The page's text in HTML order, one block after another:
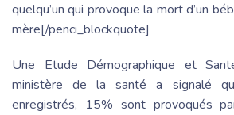
quelqu’un qui provoque la mort d’un
mère[/penci_blockquote]
Une Etude Démographique et
ministère de la santé a signalé
enregistrés, 15% sont provoqués